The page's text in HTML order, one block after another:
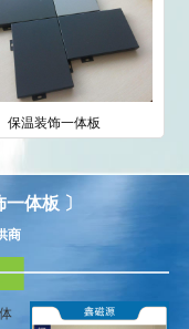
保温装饰一体板
体板 〕
商